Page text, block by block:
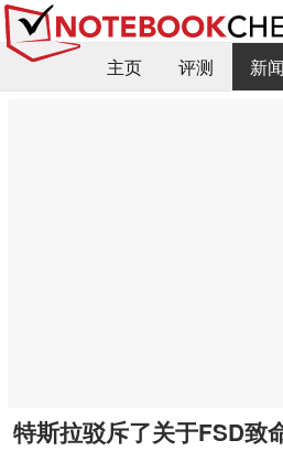
主页 评测
新闻
特斯拉驳斥了关于FSD致